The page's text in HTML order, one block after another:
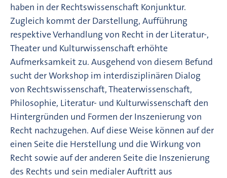
haben in der Rechtswissenschaft Konjunktur.
Zugleich kommt der Darstellung, Aufführung
respektive Verhandlung von Recht in der Literatur-,
Theater und Kulturwissenschaft erhöhte
Aufmerksamkeit zu. Ausgehend von diesem Befund
sucht der Workshop im interdisziplinären Dialog
von Rechtswissenschaft, Theaterwissenschaft,
Philosophie, Literatur- und Kulturwissenschaft den
Hintergründen und Formen der Inszenierung von
Recht nachzugehen. Auf diese Weise können auf der
einen Seite die Herstellung und die Wirkung von
Recht sowie auf der anderen Seite die Inszenierung
des Rechts und sein medialer Auftritt aus